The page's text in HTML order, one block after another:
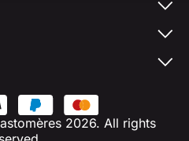
2026. All rights